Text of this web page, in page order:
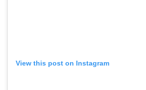
View this post on Instagram